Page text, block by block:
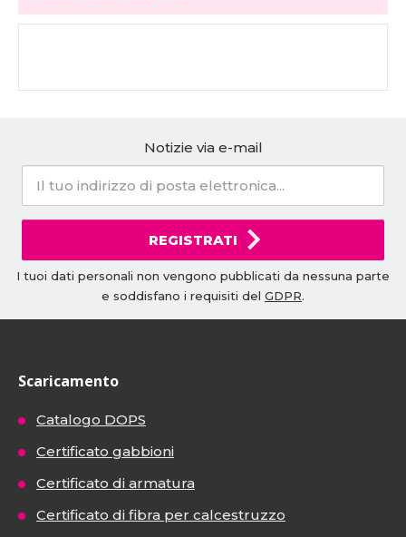
Notizie via e-mail
REGISTRATI
I tuoi dati personali non vengono pubblicati da nessuna parte
e soddisfano i requisiti del GDPR.
Scaricamento
Catalogo DOPS
Certificato gabbioni
Certificato di armatura
Certificato di fibra per calcestruzzo